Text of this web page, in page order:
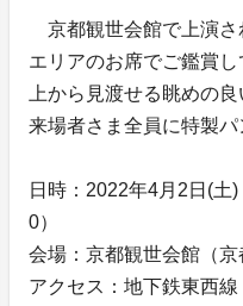
京都観世会館で上演さ
エリアのお席でご鑑賞
上から見渡せる眺めの
来場者さま全員に特製パ
日時：2022年4月2日(
0）
会場：京都観世会館（京
アクセス：地下鉄東西